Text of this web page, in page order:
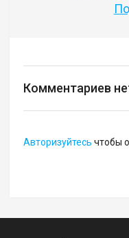
Комментариев
Авторизуйтесь чтобы